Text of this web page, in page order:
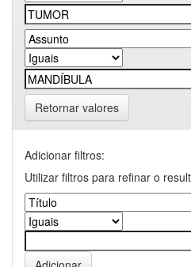
Retornar valores
Adicionar filtros:
Utilizar filtros para refinar o